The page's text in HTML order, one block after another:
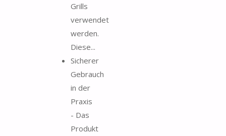
Grills
verwendet
werden.
Diese...
Sicherer
Gebrauch
in der
Praxis
- Das
Produkt